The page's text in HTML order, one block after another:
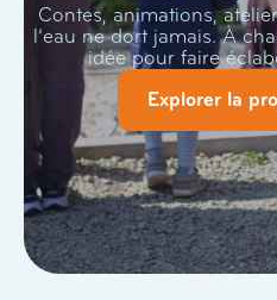
Contes, animations,
l’eau ne dort jamais. À
idée pour faire
Explorer la